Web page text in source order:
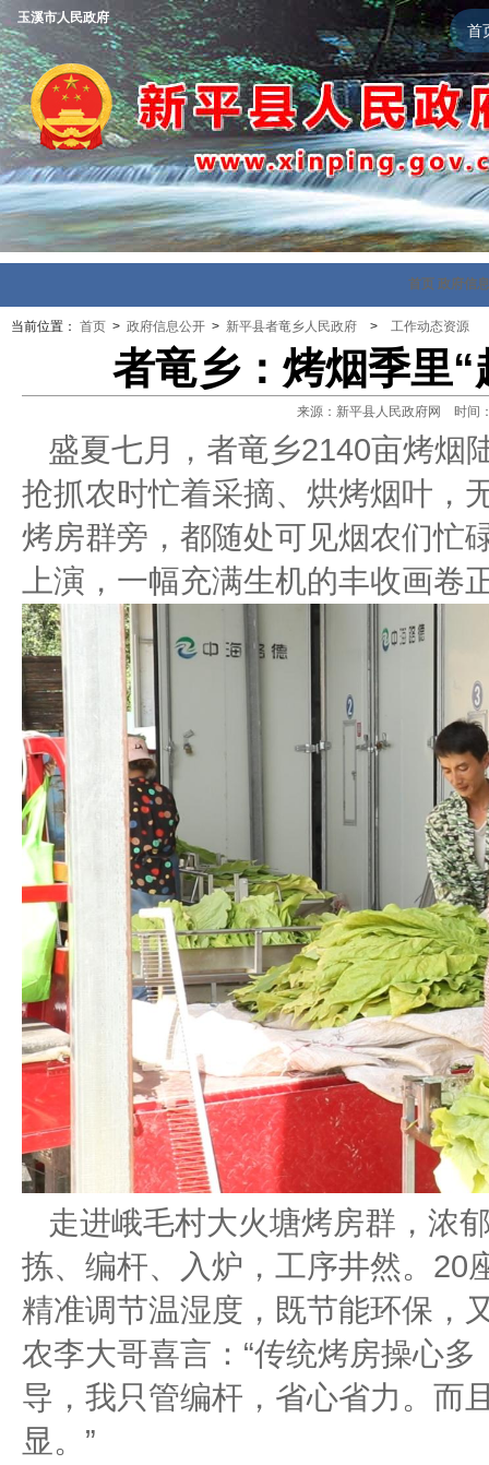
首
玉溪市人民政府
首页 政府信
当前位置： 首页 > 政府信息公开 > 新平县者竜乡人民政府 > 工作动态资源
者竜乡：烤烟季里
来源：新平县人民政府网 时间
盛夏七月，者竜乡2140亩烤烟
抢抓农时忙着采摘、烘烤烟叶，
烤房群旁，都随处可见烟农们忙
上演，一幅充满生机的丰收画卷
走进峨毛村大火塘烤房群，浓
拣、编杆、入炉，工序井然。20
精准调节温湿度，既节能环保，
农李大哥喜言：“传统烤房操心
导，我只管编杆，省心省力。而
显。”